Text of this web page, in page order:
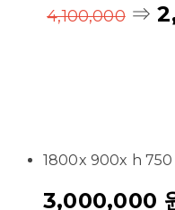
4,100,000 ⇒
1800x 900x h
3,000,000